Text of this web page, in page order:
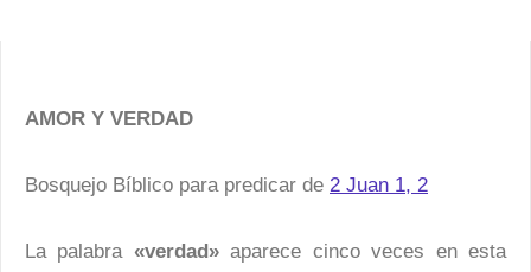
AMOR Y VERDAD
Bosquejo Bíblico para predicar de 2 Juan 1, 2
La palabra «verdad»aparece cinco veces en esta